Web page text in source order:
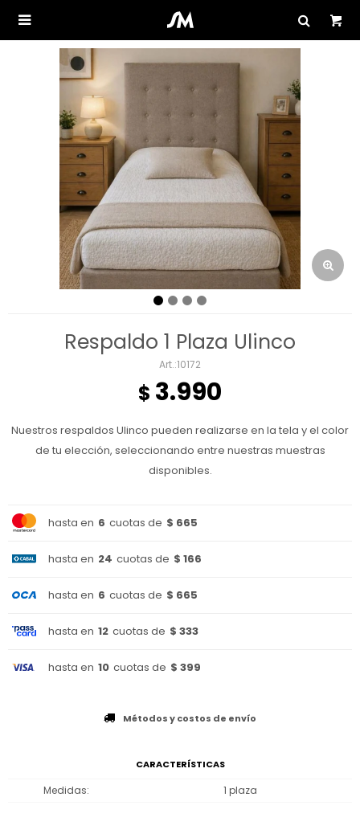

Respaldo 1 Plaza Ulinco
10172
$ 3.990
Nuestros respaldos Ulinco pueden realizarse en la tela y el color
de tu elección, seleccionando entre nuestras muestras
disponibles.
hasta en 6 cuotas de $ 665
hasta en 24 cuotas de $ 166
hasta en 6 cuotas de $ 665
hasta en 12 cuotas de $ 333
hasta en 10 cuotas de $ 399
Métodos y costos de envío
CARACTERÍSTICAS
Medidas 1 plaza